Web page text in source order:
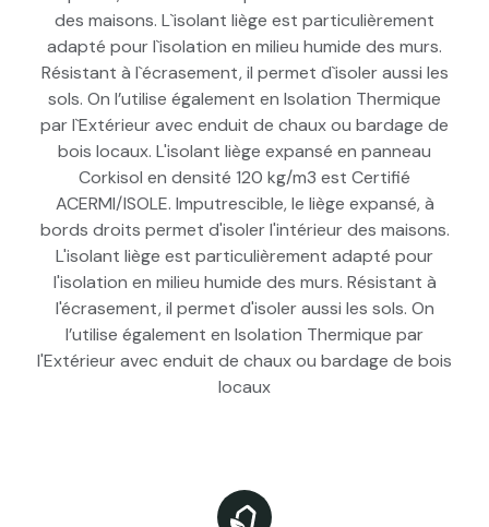
des maisons. L`isolant liège est particulièrement
adapté pour l`isolation en milieu humide des murs.
Résistant à l`écrasement, il permet d`isoler aussi les
sols. On l’utilise également en Isolation Thermique
par l`Extérieur avec enduit de chaux ou bardage de
bois locaux. L'isolant liège expansé en panneau
Corkisol en densité 120 kg/m3 est Certifié
ACERMI/ISOLE. Imputrescible, le liège expansé, à
bords droits permet d'isoler l'intérieur des maisons.
L'isolant liège est particulièrement adapté pour
l'isolation en milieu humide des murs. Résistant à
l'écrasement, il permet d'isoler aussi les sols. On
l’utilise également en Isolation Thermique par
l'Extérieur avec enduit de chaux ou bardage de bois
locaux